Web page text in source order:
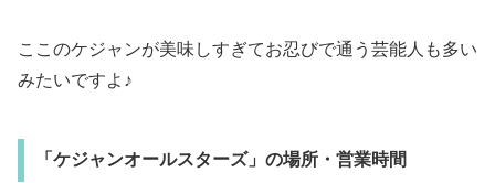
ここのケジャンが美味しすぎてお忍びで通う芸能人も多い
みたいですよ♪
「ケジャンオールスターズ」の場所・営業時間